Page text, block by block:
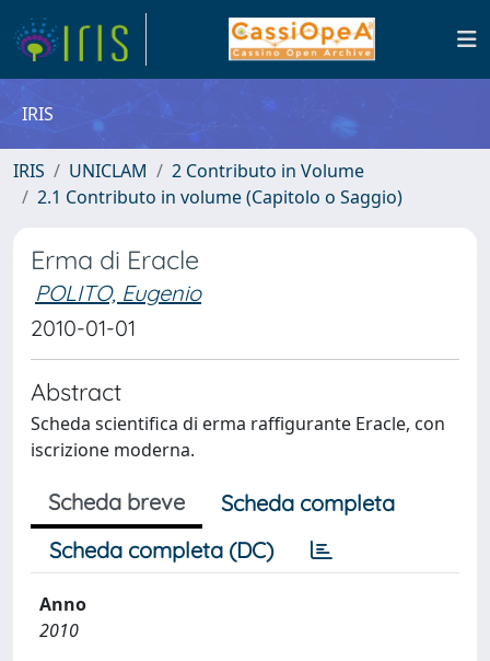
IRIS
IRIS UNICLAM
2 Contributo in Volume
2.1 Contributo in volume (Capitolo o Saggio)
Erma di Eracle
POLITO, Eugenio
2010-01-01
Abstract
Scheda scientifica di erma raffigurante Eracle, con
iscrizione moderna.
Scheda breve
Scheda completa
Scheda completa (DC)
Anno
2010